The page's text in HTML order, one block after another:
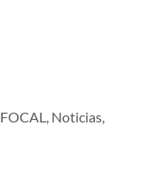
FOCAL, Noticias,